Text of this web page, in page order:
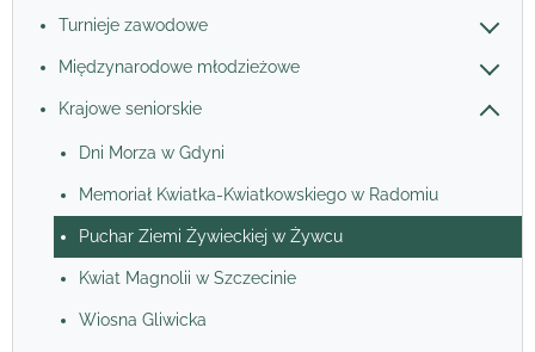
Turnieje zawodowe
Międzynarodowe młodzieżowe
Krajowe seniorskie
Dni Morza w Gdyni
Memoriał Kwiatka-Kwiatkowskiego w Radomiu
Puchar Ziemi Żywieckiej w Żywcu
Kwiat Magnolii w Szczecinie
Wiosna Gliwicka